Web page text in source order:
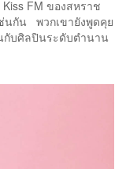
FM ของสหราช
นกัน พวกเขายังพูดคุย
นกับศิลปินระดับตำนาน